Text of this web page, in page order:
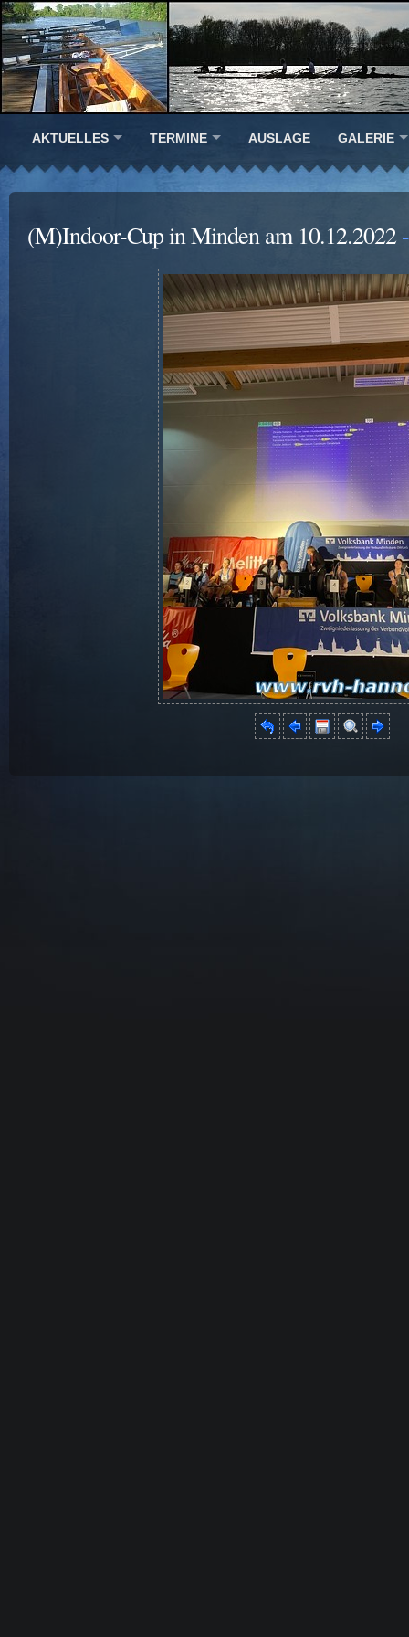
AKTUELLES TERMINE AUSLAGE GALERIE
(M)Indoor-Cup in Minden am 10.12.2022-